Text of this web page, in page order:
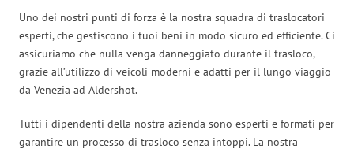
Uno dei nostri punti di forza è la nostra squadra di traslocatori
esperti, che gestiscono i tuoi beni in modo sicuro ed efficiente. Ci
assicuriamo che nulla venga danneggiato durante il trasloco,
grazie all’utilizzo di veicoli moderni e adatti per il lungo viaggio
da Venezia ad Aldershot.
Tutti i dipendenti della nostra azienda sono esperti e formati per
garantire un processo di trasloco senza intoppi. La nostra